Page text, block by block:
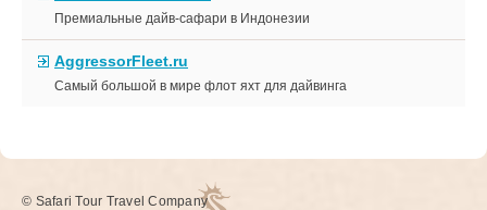
Премиальные дайв-сафари в Индонезии
AggressorFleet.ru
Самый большой в мире флот яхт для дайвинга
© Safari Tour Travel Company